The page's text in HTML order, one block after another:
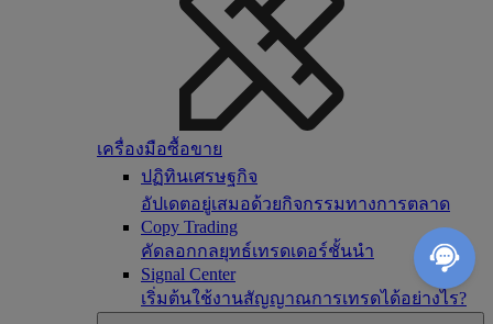
เครื่องมือซื้อขาย
ปฏิทินเศรษฐกิจ
อัปเดตอยู่เสมอด้วยกิจกรรมทางการตลาด
Copy Trading
คัดลอกกลยุทธ์เทรดเดอร์ชั้นนำ
Signal Center
เริ่มต้นใช้งานสัญญาณการเทรดได้อย่างไร?